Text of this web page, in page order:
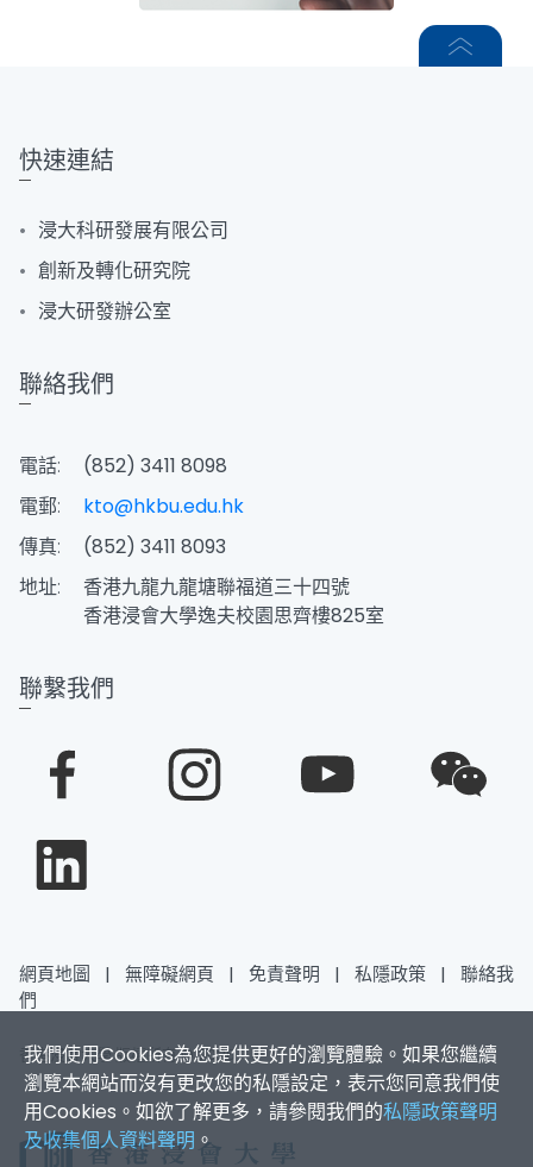
我們使用Cookies為您提供更好的瀏覽體驗。如果您繼續
瀏覽本網站而沒有更改您的私隱設定，表示您同意我們使
用Cookies。如欲了解更多，請參閱我們的私隱政策聲明
及收集個人資料聲明 。
快速連結
浸大科研發展有限公司
創新及轉化研究院
浸大研發辦公室
聯絡我們
電話:
(852) 3411 8098
電郵:
kto@hkbu.edu.hk
傳真:
(852) 3411 8093
地址:
香港九龍九龍塘聯福道三十四號
香港浸會大學逸夫校園思齊樓825室
聯繫我們
網頁地圖 | 無障礙網頁 | 免責聲明 | 私隱政策 |
聯絡我
們
香港浸會大學 版權所有 © 2026